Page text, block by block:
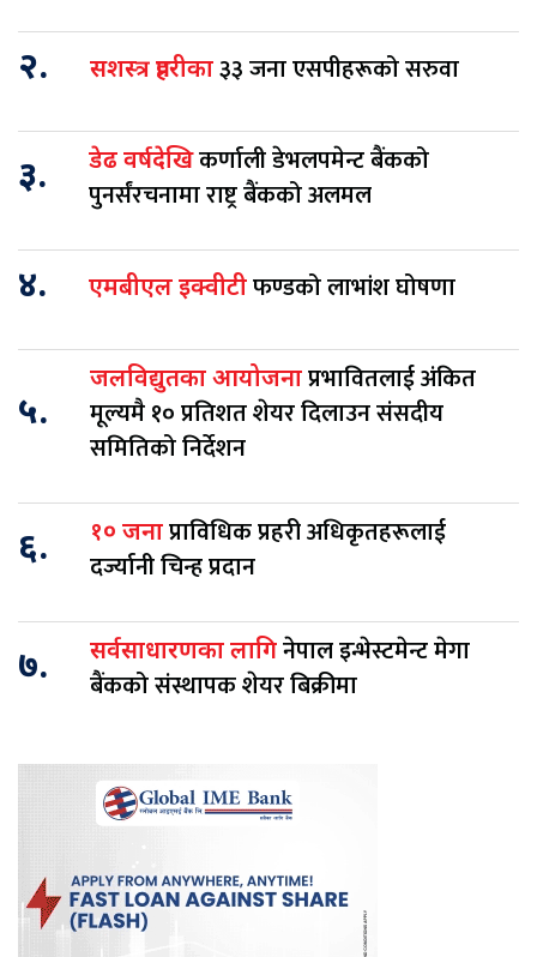
२. सशस्त्र प्रहरीका३३ जना एसपीहरूको सरुवा
३. डेढ वर्षदेखिकर्णाली डेभलपमेन्ट बैंकको
पुनर्संरचनामा राष्ट्र बैंकको अलमल
४. एमबीएल इक्वीटीफण्डको लाभांश घोषणा
५.
जलविद्युतका आयोजनाप्रभावितलाई अंकित
मूल्यमै १० प्रतिशत शेयर दिलाउन संसदीय
समितिको निर्देशन
६. १० जनाप्राविधिक प्रहरी अधिकृतहरूलाई
दर्ज्यानी चिन्ह प्रदान
७. सर्वसाधारणका लागिनेपाल इन्भेस्टमेन्ट मेगा
बैंकको संस्थापक शेयर बिक्रीमा